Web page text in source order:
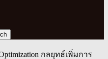
Optimization กลยุทธ์เพิ่มการ